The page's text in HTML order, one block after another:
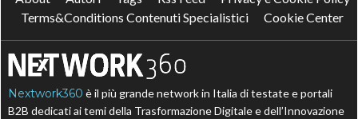
Terms&Conditions Contenuti Specialistici
Cookie Center
Nextwork360 è il più grande network in Italia di testate e portali
B2B dedicati ai temi della Trasformazione Digitale e dell’Innovazione